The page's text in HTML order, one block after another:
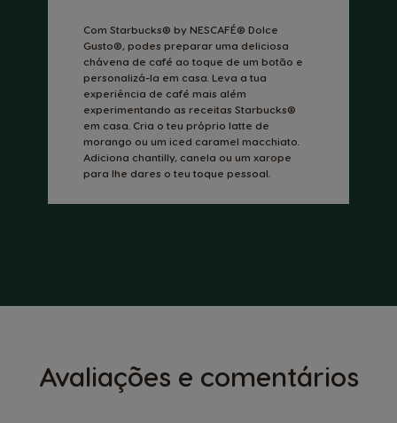
Com Starbucks® by NESCAFÉ® Dolce
Gusto®, podes preparar uma deliciosa
chávena de café ao toque de um botão e
personalizá-la em casa. Leva a tua
experiência de café mais além
experimentando as receitas Starbucks®
em casa. Cria o teu próprio latte de
morango ou um iced caramel macchiato.
Adiciona chantilly, canela ou um xarope
para lhe dares o teu toque pessoal.
Avaliações e comentários